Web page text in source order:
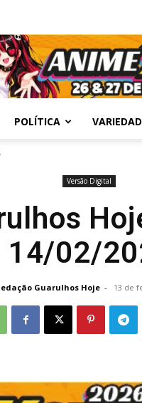
POLÍTICA
Versão Digital
14/02/
Guarulhos Hoje - 13 de